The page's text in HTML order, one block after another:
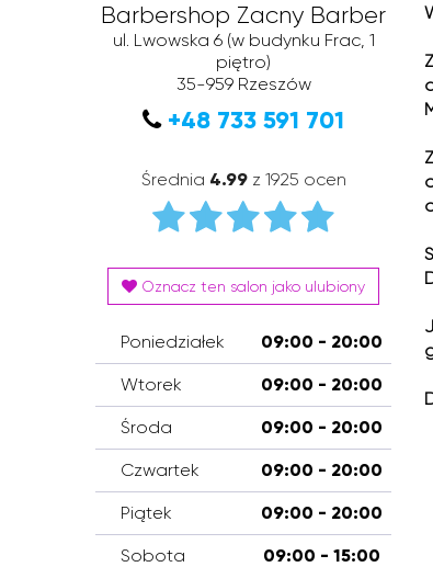
Barbershop Zacny Barber
ul. Lwowska 6(w budynku Frac, 1
piętro)
35-959 Rzeszów
+48 733 591 701
Średnia 4.99z 1925 ocen
Oznacz ten salon jako ulubiony
Poniedziałek 09:00 - 20:00
Wtorek 09:00 - 20:00
Środa 09:00 - 20:00
Czwartek 09:00 - 20:00
Piątek 09:00 - 20:00
Sobota 09:00 - 15:00